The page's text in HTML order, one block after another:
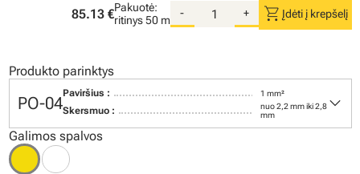
85.13 €Pakuotė:
ritinys50 m
- + shopping_cart Įdėti į krepšelį
Produkto parinktys
PO-04
Paviršius : 1 mm²
Skersmuo :
nuo 2,2 mm iki 2,8
mm
keyboard_arrow_down
Galimos spalvos